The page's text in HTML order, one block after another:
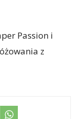
Passion i
z